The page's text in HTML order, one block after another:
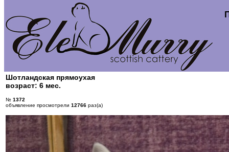
Шотландская прямоухая
возраст: 6 мес.
№ 1372
объявление просмотрели 12766 раз(а)